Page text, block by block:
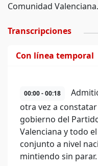
Comunidad Valenciana.
Transcripciones
Con línea temporal
00:00 - 00:18
otra vez a
gobierno del
Valenciana y todo
conjunto a nivel
mintiendo sin parar.